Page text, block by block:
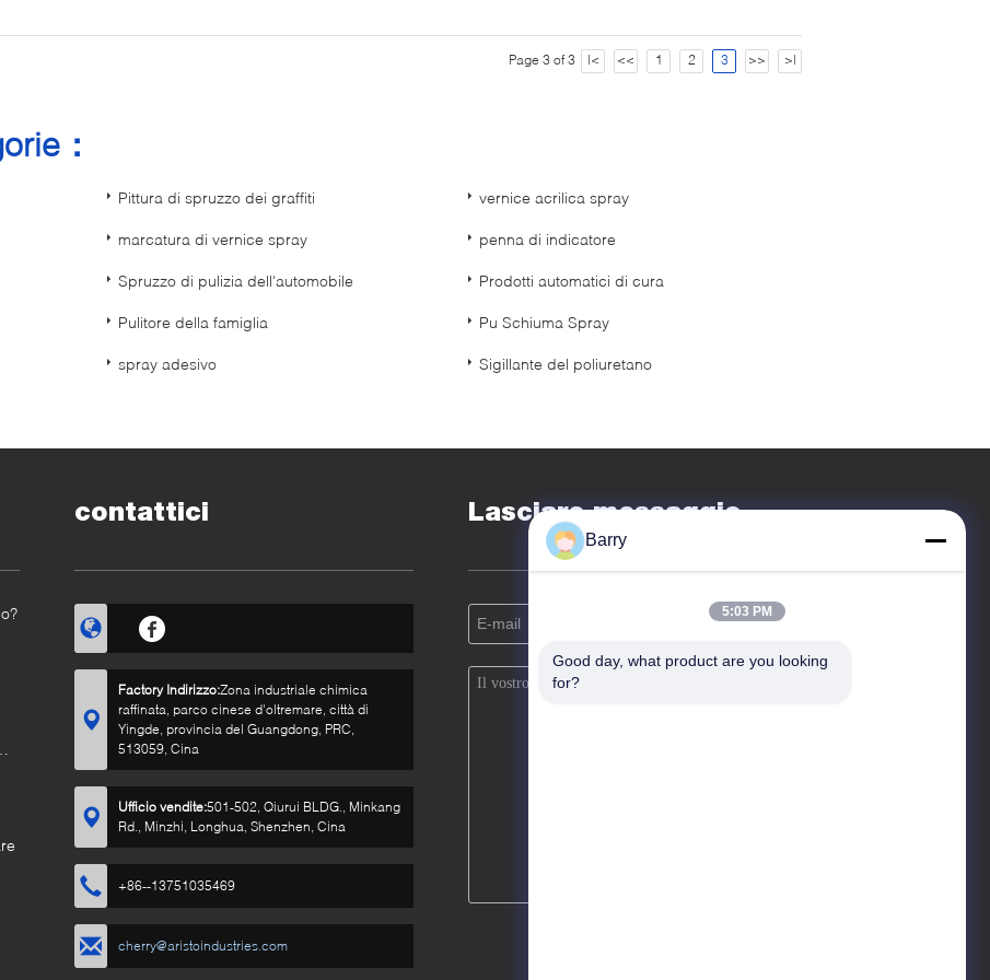
Page 3 of 3 |< << 1 2 3 >> >|
：
Pittura di spruzzo dei graffiti vernice acrilica spray
marcatura di vernice spray penna di indicatore
Spruzzo di pulizia dell'automobile Prodotti automatici di cura
Pulitore della famiglia Pu Schiuma Spray
spray adesivo Sigillante del poliuretano
contattici
Factory Indirizzo:Zona industriale chimica
raffinata, parco cinese d'oltremare, città di
Yingde, provincia del Guangdong, PRC,
513059, Cina
Ufficio vendite:501-502, Qiurui BLDG., Minkang
Rd., Minzhi, Longhua, Shenzhen, Cina
+86--13751035469
cherry@aristoindustries.com
Lasciare messaggio
Barry
5:03 PM
Good day, what product are you looking
for?